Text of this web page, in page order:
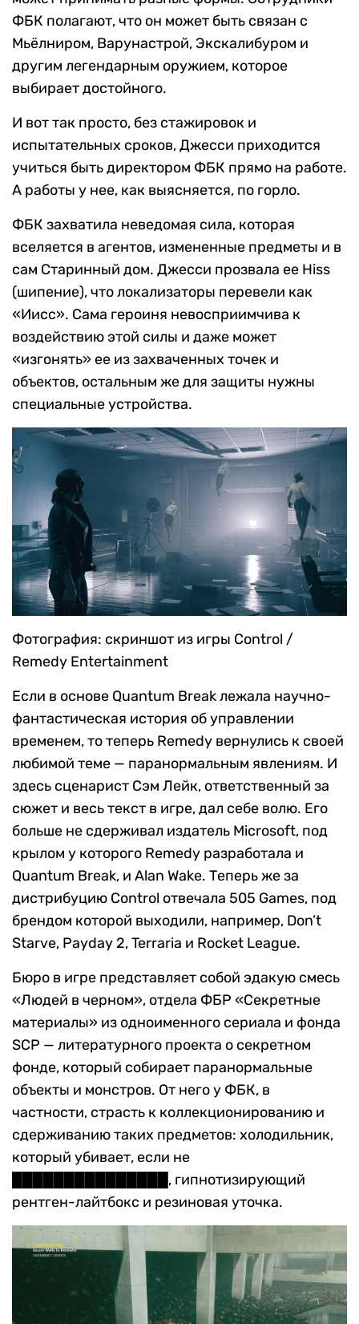
ФБК полагают, что он может быть связан с
Мьёлниром, Варунастрой, Экскалибуром и
другим легендарным оружием, которое
выбирает достойного.
И вот так просто, без стажировок и
испытательных сроков, Джесси приходится
учиться быть директором ФБК прямо на работе.
А работы у нее, как выясняется, по горло.
ФБК захватила неведомая сила, которая
вселяется в агентов, измененные предметы и в
сам Старинный дом. Джесси прозвала ее Hiss
(шипение), что локализаторы перевели как
«Иисс». Сама героиня невосприимчива к
воздействию этой силы и даже может
«изгонять» ее из захваченных точек и
объектов, остальным же для защиты нужны
специальные устройства.
Фотография: скриншот из игры Control /
Remedy Entertainment
Если в основе Quantum Break лежала научно-
фантастическая история об управлении
временем, то теперь Remedy вернулись к своей
любимой теме — паранормальным явлениям. И
здесь сценарист Сэм Лейк, ответственный за
сюжет и весь текст в игре, дал себе волю. Его
больше не сдерживал издатель Microsoft, под
крылом у которого Remedy разработала и
Quantum Break, и Alan Wake. Теперь же за
дистрибуцию Control отвечала 505 Games, под
брендом которой выходили, например, Don’t
Starve, Payday 2, Terraria и Rocket League.
Бюро в игре представляет собой эдакую смесь
«Людей в черном», отдела ФБР «Секретные
материалы» из одноименного сериала и фонда
SCP — литературного проекта о секретном
фонде, который собирает паранормальные
объекты и монстров. От него у ФБК, в
частности, страсть к коллекционированию и
сдерживанию таких предметов: холодильник,
который убивает, если не
███████████████, гипнотизирующий
рентген-лайтбокс и резиновая уточка.